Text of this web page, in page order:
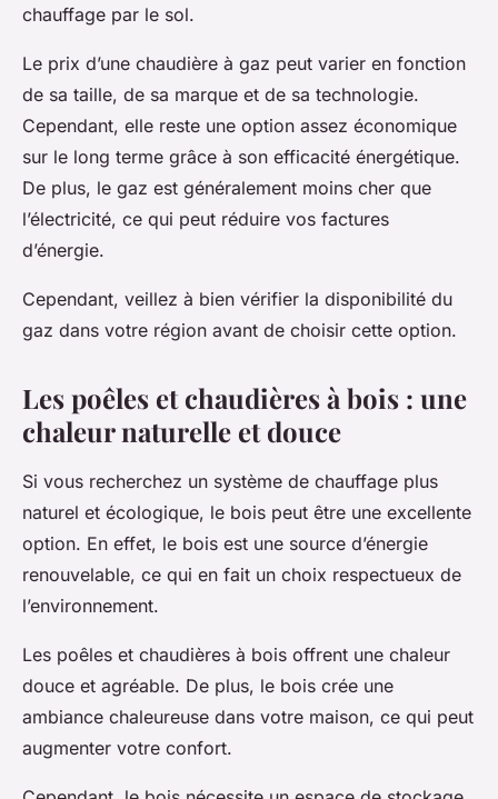
chauffage par le sol.
Le prix d’une chaudière à gaz peut varier en fonction
de sa taille, de sa marque et de sa technologie.
Cependant, elle reste une option assez économique
sur le long terme grâce à son efficacité énergétique.
De plus, le gaz est généralement moins cher que
l’électricité, ce qui peut réduire vos factures
d’énergie.
Cependant, veillez à bien vérifier la disponibilité du
gaz dans votre région avant de choisir cette option.
Les poêles et chaudières à bois : une
chaleur naturelle et douce
Si vous recherchez un système de chauffage plus
naturel et écologique, le bois peut être une excellente
option. En effet, le bois est une source d’énergie
renouvelable, ce qui en fait un choix respectueux de
l’environnement.
Les poêles et chaudières à bois offrent une chaleur
douce et agréable. De plus, le bois crée une
ambiance chaleureuse dans votre maison, ce qui peut
augmenter votre confort.